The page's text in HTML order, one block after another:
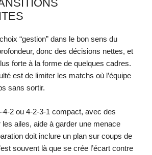
“gestion” dans le bon sens du
donc des décisions nettes, et
forte à la forme de quelques cadres.
est de limiter les matchs où l’équipe
sans sortir.
4-2 ou 4-2-3-1 compact, avec des
ailes, aide à garder une menace
doit inclure un plan sur coups de
souvent là que se crée l’écart contre